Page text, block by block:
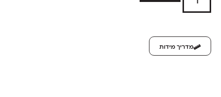
מדריך מידות